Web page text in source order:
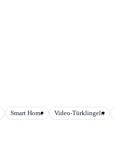
Smart Home Video-Türklingeln